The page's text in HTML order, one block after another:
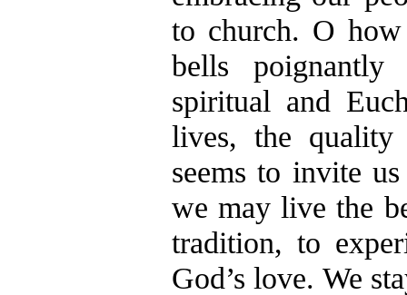
to church. O
bells
spiritual and
lives, the
seems to invite
we may live the
tradition, to
God’s love. We